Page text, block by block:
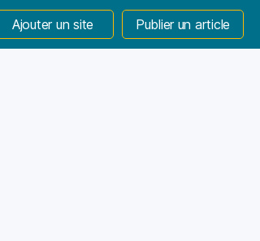
Ajouter un site Publier un article